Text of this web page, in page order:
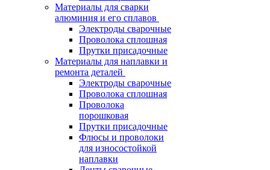
Материалы для сварки
алюминия и его сплавов
Электроды сварочные
Проволока сплошная
Прутки присадочные
Материалы для наплавки и
ремонта деталей
Электроды сварочные
Проволока сплошная
Проволока
порошковая
Прутки присадочные
Флюсы и проволоки
для износостойкой
наплавки